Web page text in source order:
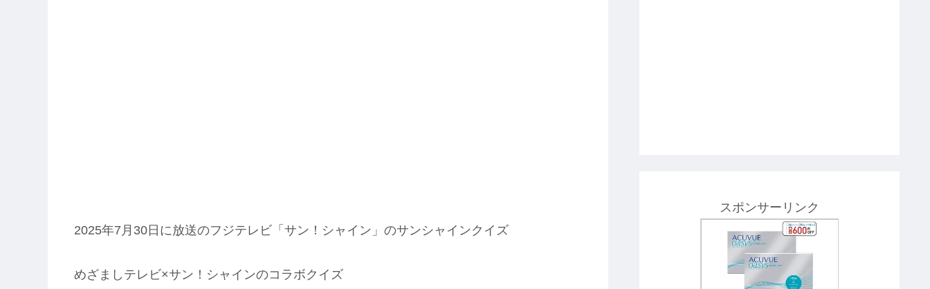
2025年7月30日に放送のフジテレビ「サン！シャイン」のサンシャインクイズ
めざましテレビ×サン！シャインのコラボクイズ
スポンサーリンク